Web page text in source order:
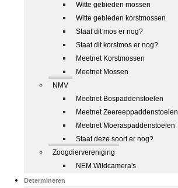
Witte gebieden mossen
Witte gebieden korstmossen
Staat dit mos er nog?
Staat dit korstmos er nog?
Meetnet Korstmossen
Meetnet Mossen
NMV
Meetnet Bospaddenstoelen
Meetnet Zeereeppaddenstoelen
Meetnet Moeraspaddenstoelen
Staat deze soort er nog?
Zoogdiervereniging
NEM Wildcamera's
Determineren